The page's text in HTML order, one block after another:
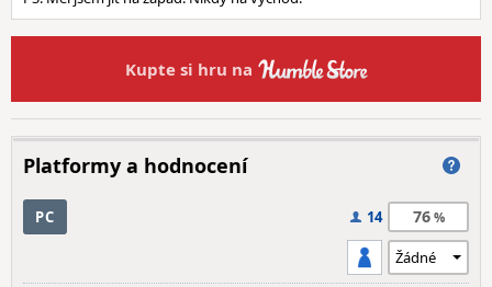
Kupte si hru na
Platformy a hodnocení
PC 14 76